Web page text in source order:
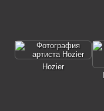
Hozier